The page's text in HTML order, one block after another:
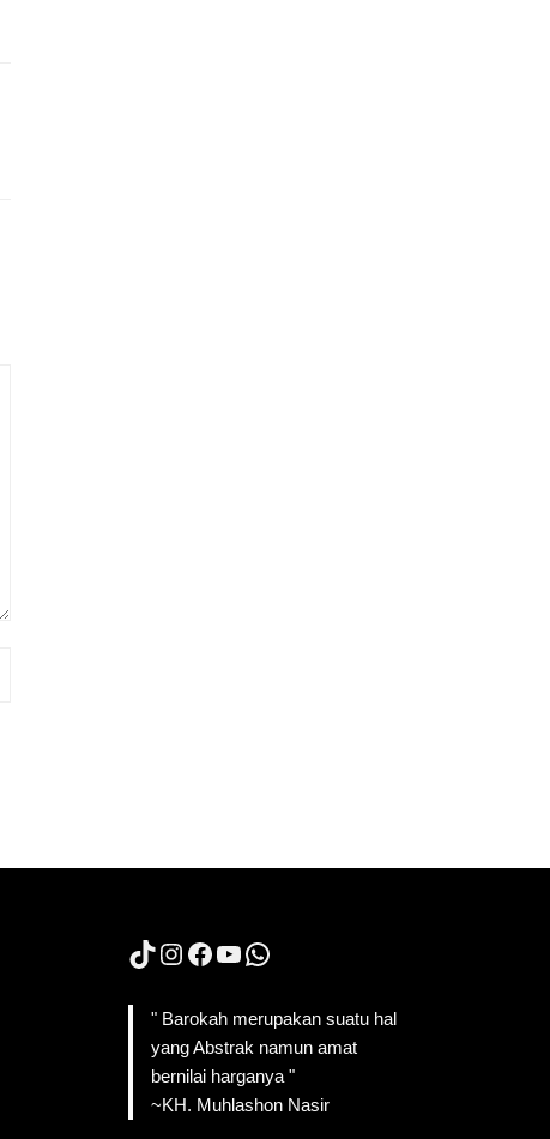
TikTok
Instagram
Facebook
YouTube
WhatsApp
" Barokah merupakan suatu hal
yang Abstrak namun amat
bernilai harganya "
~KH. Muhlashon Nasir